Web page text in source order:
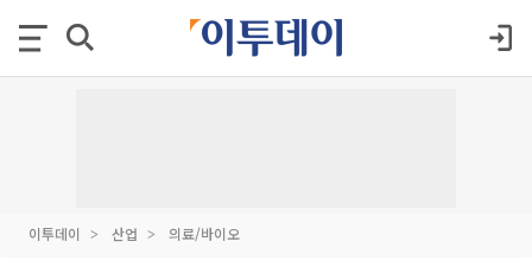
이투데이 산업 의료/바이오